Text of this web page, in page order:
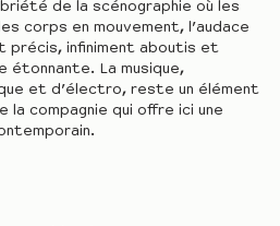
de la scénographie où les
corps en mouvement, l’audace
précis, infiniment aboutis et
étonnante. La musique,
et d’électro, reste un élément
la compagnie qui offre ici une